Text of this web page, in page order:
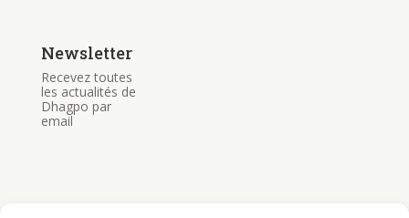
Newsletter
Recevez toutes
les actualités de
Dhagpo par
email